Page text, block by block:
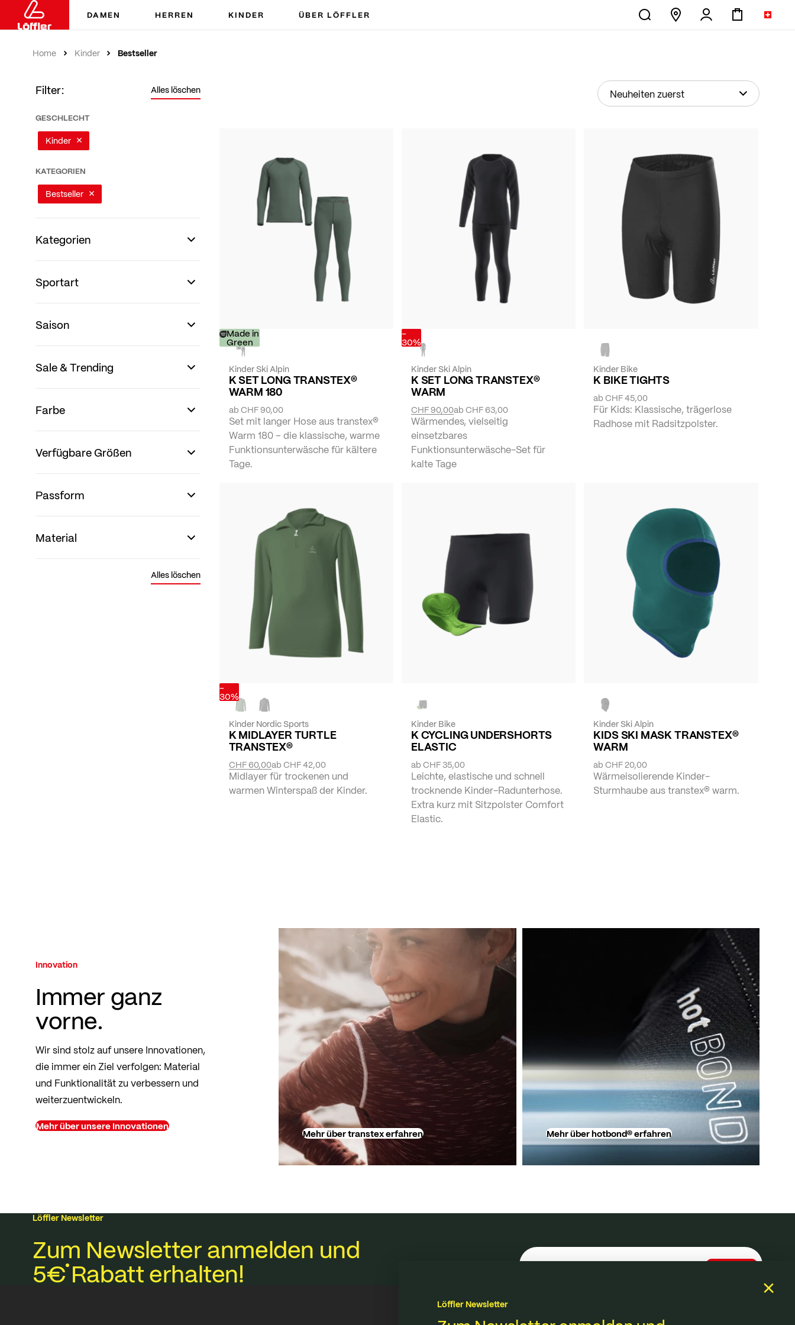
DAMEN HERREN KINDER ÜBER LÖFFLER
Home Kinder Bestseller
Made in
Green
Kinder Ski Alpin
K SET LONG TRANSTEX®
WARM 180
abCHF 90,00
Set mit langer Hose aus transtex®
Warm 180 – die klassische, warme
Funktionsunterwäsche für kältere
Tage.
-
30%
Kinder Ski Alpin
K SET LONG TRANSTEX®
WARM
abCHF 63,00
CHF 90,00
Wärmendes, vielseitig
einsetzbares
Funktionsunterwäsche-Set für
kalte Tage
Kinder Bike
K BIKE TIGHTS
ab CHF 45,00
Für Kids: Klassische, trägerlose
Radhose mit Radsitzpolster.
-
30%
Kinder Nordic Sports
K MIDLAYER TURTLE
TRANSTEX®
abCHF 42,00
CHF 60,00
Midlayer für trockenen und
warmen Winterspaß der Kinder.
Kinder Bike
K CYCLING UNDERSHORTS
ELASTIC
abCHF 35,00
Leichte, elastische und schnell
trocknende Kinder-Radunterhose.
Extra kurz mit Sitzpolster Comfort
Elastic.
Kinder Ski Alpin
KIDS SKI MASK TRANSTEX®
WARM
ab CHF 20,00
Wärmeisolierende Kinder-
Sturmhaube aus transtex® warm.
Filter:
GESCHLECHT
Kinder
KATEGORIEN
Bestseller
Alles löschen
Kategorien
Sportart
Saison
Sale & Trending
Farbe
Verfügbare Größen
Passform
Material
Alles löschen
Innovation
Immer ganz
vorne.
Wir sind stolz auf unsere Innovationen,
die immer ein Ziel verfolgen: Material
und Funktionalität zu verbessern und
weiterzuentwickeln.
Mehr über unsere Innovationen
Mehr über transtex erfahren Mehr über hotbond® erfahren
Löffler Newsletter
Zum Newsletter anmelden und
5€Rabatt erhalten! Anmelden
Löffler Newsletter